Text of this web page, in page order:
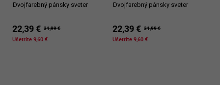
Dvojfarebný pánsky sveter
22,39 € 31,99 €
Ušetríte 9,60 €
Dvojfarebný pánsky sveter
22,39 € 31,99 €
Ušetríte 9,60 €